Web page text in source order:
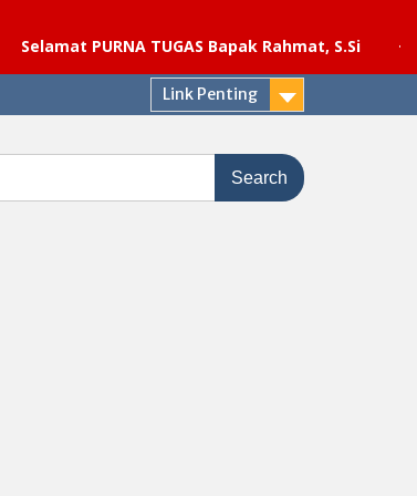
PURNA TUGAS Bapak Rahmat, S.Si
·
Link Penting